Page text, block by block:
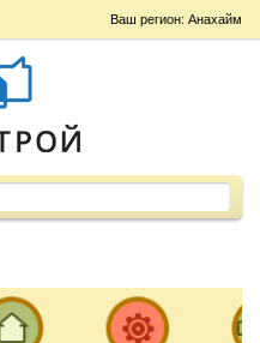
Ваш регион: Анахайм